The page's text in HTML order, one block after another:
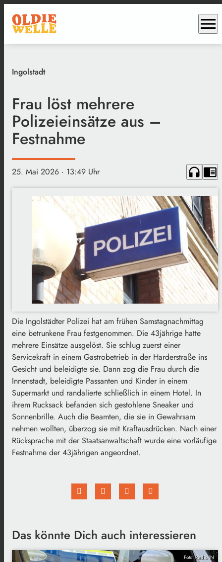
menu
Ingolstadt
Frau löst mehrere
Polizeieinsätze aus –
Festnahme
25. Mai 2026 · 13:49 Uhr headphones chrome_reader_mode
Die Ingolstädter Polizei hat am frühen Samstagnachmittag
eine betrunkene Frau festgenommen. Die 43jährige hatte
mehrere Einsätze ausgelöst. Sie schlug zuerst einer
Servicekraft in einem Gastrobetrieb in der Harderstraße ins
Gesicht und beleidigte sie. Dann zog die Frau durch die
Innenstadt, beleidigte Passanten und Kinder in einem
Supermarkt und randalierte schließlich in einem Hotel. In
ihrem Rucksack befanden sich gestohlene Sneaker und
Sonnenbrille. Auch die Beamten, die sie in Gewahrsam
nehmen wollten, überzog sie mit Kraftausdrücken. Nach einer
Rücksprache mit der Staatsanwaltschaft wurde eine vorläufige
Festnahme der 43jährigen angeordnet.
Das könnte Dich auch interessieren
Foto: Radio IN